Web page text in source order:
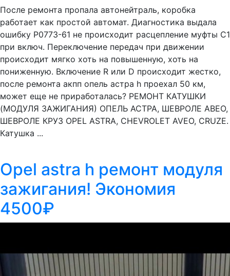
После ремонта пропала автонейтраль, коробка
работает как простой автомат. Диагностика выдала
ошибку Р0773-61 не происходит расцепление муфты С1
при включ. Переключение передач при движении
происходит мягко хоть на повышенную, хоть на
пониженную. Включение R или D происходит жестко,
после ремонта акпп опель астра h проехал 50 км,
может еще не приработалась? РЕМОНТ КАТУШКИ
(МОДУЛЯ ЗАЖИГАНИЯ) ОПЕЛЬ АСТРА, ШЕВРОЛЕ АВЕО,
ШЕВРОЛЕ КРУЗ OPEL ASTRA, CHEVROLET AVEO, CRUZE.
Катушка ...
Opel astra h ремонт модуля
зажигания! Экономия
4500₽